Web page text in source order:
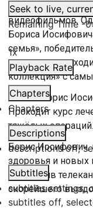
Seek to live,
Remaining Time-
1x
Playback Rate
Chapters
Chapters
Descriptions
descriptions off,
Subtitles
subtitles settings,
subtitles off,
передач, в том
видеофильмов.
Бориса
семья»,
телеканале
коллекция» с
Сейчас Борис
Проходит курс
тяжёлых операций.
Борис
здоровья и новых
Коллектив
скорейшего